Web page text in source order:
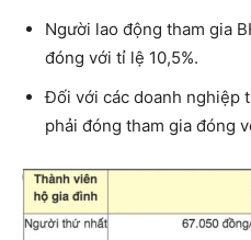
Người lao động tham gia
đóng với tỉ lệ 10,5%.
Đối với các doanh nghiệp
phải đóng tham gia đóng